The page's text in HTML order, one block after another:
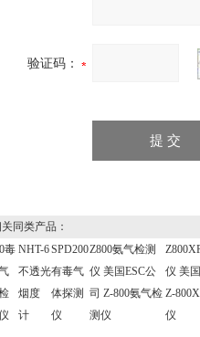
验证码：
同类产品：
毒 NHT-6
不透光
烟度
计
SPD200
有毒气
体探测
仪
Z800氨气检测
仪 美国ESC公
司 Z-800氨气检
测仪
仪 美
Z-
仪